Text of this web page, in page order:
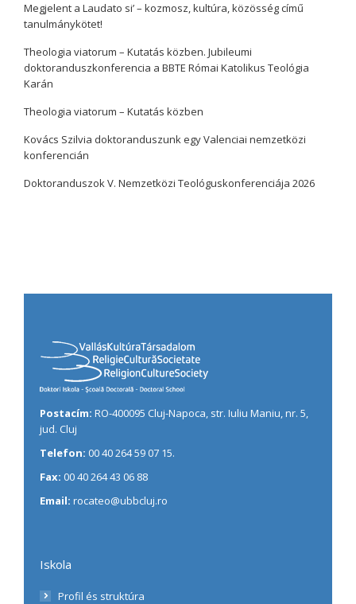
Megjelent a Laudato si’ – kozmosz, kultúra, közösség című
tanulmánykötet!
Theologia viatorum – Kutatás közben. Jubileumi
doktoranduszkonferencia a BBTE Római Katolikus Teológia
Karán
Theologia viatorum – Kutatás közben
Kovács Szilvia doktoranduszunk egy Valenciai nemzetközi
konferencián
Doktoranduszok V. Nemzetközi Teológuskonferenciája 2026
Postacím: RO-400095 Cluj-Napoca, str. Iuliu Maniu, nr. 5,
jud. Cluj
Telefon: 00 40 264 59 07 15.
Fax: 00 40 264 43 06 88
Email: rocateo@ubbcluj.ro
Iskola
Profil és struktúra